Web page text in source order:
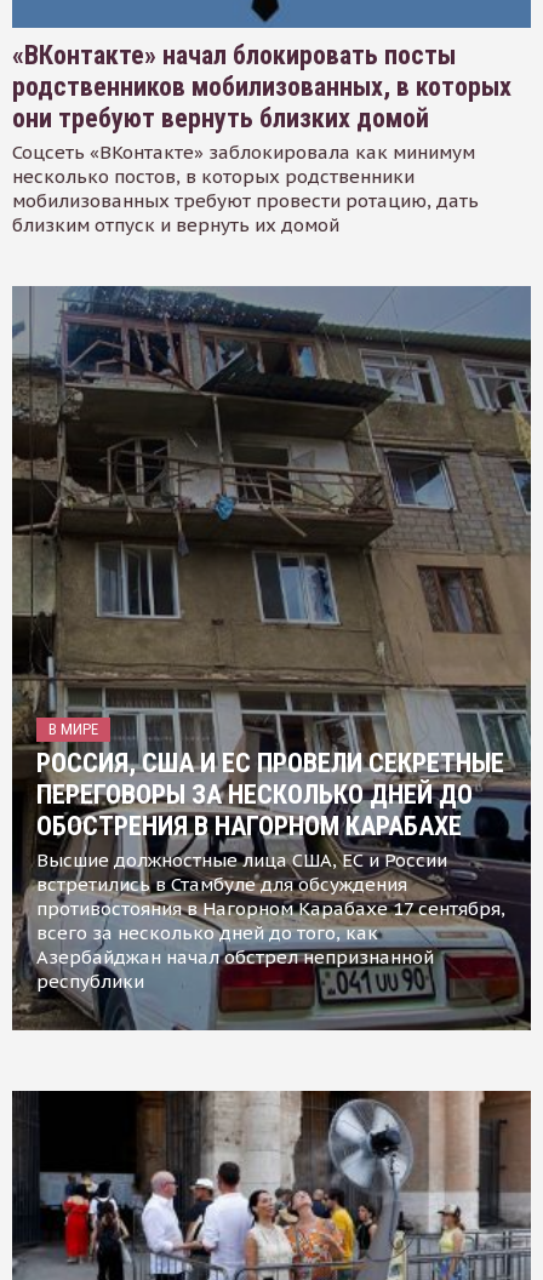
«ВКонтакте» начал блокировать посты
родственников мобилизованных, в которых
они требуют вернуть близких домой
Соцсеть «ВКонтакте» заблокировала как минимум
несколько постов, в которых родственники
мобилизованных требуют провести ротацию, дать
близким отпуск и вернуть их домой
В МИРЕ
РОССИЯ, США И ЕС ПРОВЕЛИ СЕКРЕТНЫЕ
ПЕРЕГОВОРЫ ЗА НЕСКОЛЬКО ДНЕЙ ДО
ОБОСТРЕНИЯ В НАГОРНОМ КАРАБАХЕ
Высшие должностные лица США, ЕС и России
встретились в Стамбуле для обсуждения
противостояния в Нагорном Карабахе 17 сентября,
всего за несколько дней до того, как
Азербайджан начал обстрел непризнанной
республики